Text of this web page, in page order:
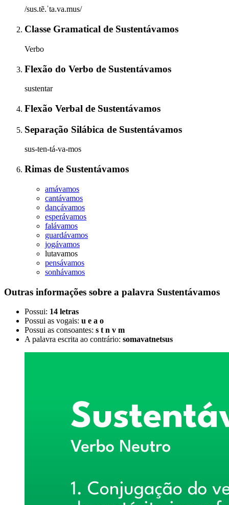
/sus.tẽ.ˈta.va.mus/
Classe Gramatical de Sustentávamos
Verbo
Flexão do Verbo de Sustentávamos
sustentar
Flexão Verbal de Sustentávamos
Separação Silábica de Sustentávamos
sus-ten-tá-va-mos
Rimas de Sustentávamos
amávamos
cantávamos
dançávamos
esperávamos
falávamos
guardávamos
jogávamos
lutavamos
pensávamos
sonhávamos
Outras informações sobre a palavra Sustentávamos
Possui: 14 letras
Possui as vogais: u e a o
Possui as consoantes: s t n v m
A palavra escrita ao contrário: somavatnetsus